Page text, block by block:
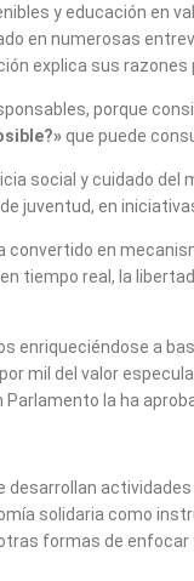
y educación en
en numerosas
explica sus razones
porque
que puede
social y cuidado
juventud, en
en
real, la
enriqueciéndose a
mil del valor
la ha
solidaria como
formas de enfocar